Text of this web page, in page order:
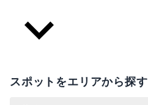
スポットをエリアから探す